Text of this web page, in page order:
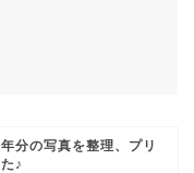
分の写真を整理、プリ
♪